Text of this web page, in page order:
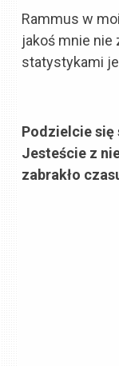
Rammus w
jakoś mnie nie
statystykami
Podzielcie się
Jesteście z
zabrakło